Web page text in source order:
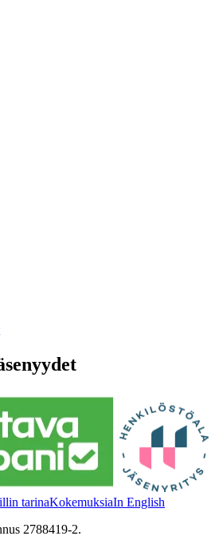
tarinaKokemuksiaIn English
2788419-2.